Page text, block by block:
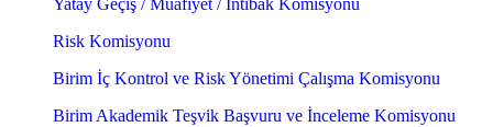
Yatay Geçiş / Muafiyet / İntibak Komisyonu
Risk Komisyonu
Birim İç Kontrol ve Risk Yönetimi Çalışma Komisyonu
Birim Akademik Teşvik Başvuru ve İnceleme Komisyonu